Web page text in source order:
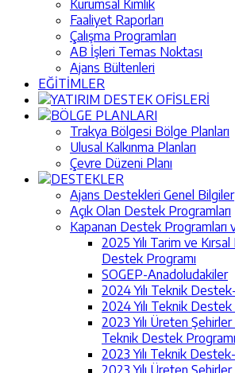
Kurumsal Kimlik
Faaliyet Raporları
Çalışma Programları
AB İşleri Temas Noktası
Ajans Bültenleri
EĞİTİMLER
YATIRIM DESTEK OFİSLERİ
BÖLGE PLANLARI
Trakya Bölgesi Bölge Planları
Ulusal Kalkınma Planları
Çevre Düzeni Planı
DESTEKLER
Ajans Destekleri Genel Bilgiler
Açık Olan Destek Programları
Kapanan Destek Programları
2025 Yılı Tarim ve
Destek Programı
SOGEP-Anadoludakiler
2024 Yılı Teknik
2024 Yılı Teknik
2023 Yılı Üreten
Teknik Destek Programı
2023 Yılı Teknik
2023 Yılı Üreten